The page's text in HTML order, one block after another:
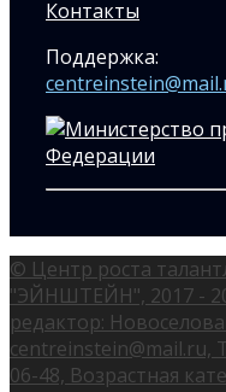
Контакты
Поддержка:
© Центр роста
"ЭЙНШТЕЙН", 2017 -
редактор:
centreinstein@mail.ru,
06-48, Возрастная